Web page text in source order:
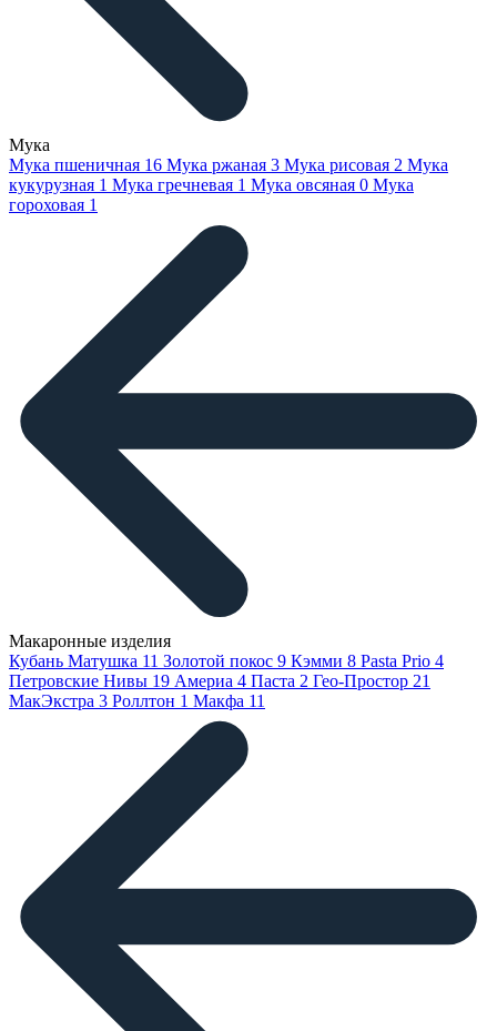
Мука
Мука пшеничная 16 Мука ржаная 3 Мука рисовая 2 Мука
кукурузная 1 Мука гречневая 1 Мука овсяная 0 Мука
гороховая 1
Макаронные изделия
Кубань Матушка 11 Золотой покос 9 Кэмми 8 Pasta Prio 4
Петровские Нивы 19 Америа 4 Паста 2 Гео-Простор 21
МакЭкстра 3 Роллтон 1 Макфа 11